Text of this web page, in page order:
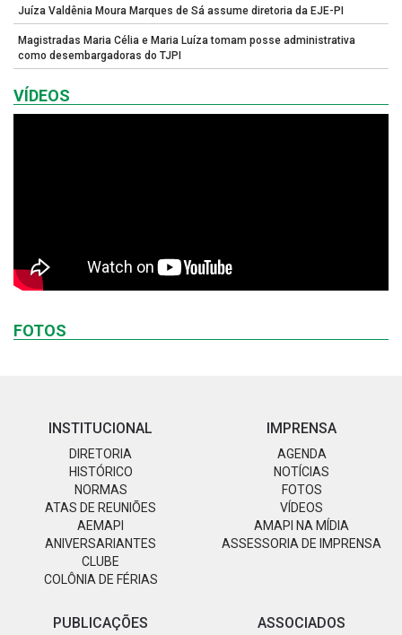
Juíza Valdênia Moura Marques de Sá assume diretoria da EJE-PI
Magistradas Maria Célia e Maria Luíza tomam posse administrativa
como desembargadoras do TJPI
VÍDEOS
FOTOS
INSTITUCIONAL
DIRETORIA
HISTÓRICO
NORMAS
ATAS DE REUNIÕES
AEMAPI
ANIVERSARIANTES
CLUBE
COLÔNIA DE FÉRIAS
IMPRENSA
AGENDA
NOTÍCIAS
FOTOS
VÍDEOS
AMAPI NA MÍDIA
ASSESSORIA DE IMPRENSA
PUBLICAÇÕES ASSOCIADOS